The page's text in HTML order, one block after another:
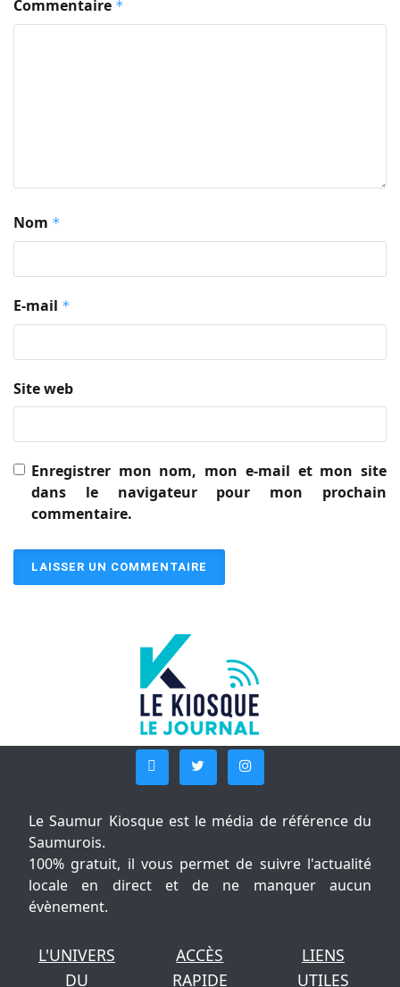
Commentaire *
Nom *
E-mail *
Site web
Enregistrer mon nom, mon e-mail et mon site
dans le navigateur pour mon prochain
commentaire.
Le Saumur Kiosque est le média de référence du
Saumurois.
100% gratuit, il vous permet de suivre l'actualité
locale en direct et de ne manquer aucun
évènement.
L'UNIVERS
DU
ACCÈS
RAPIDE
LIENS
UTILES